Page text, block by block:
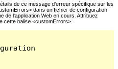
de ce message d'erreur spécifique sur les
dans un fichier de configuration
de l'application Web en cours. Attribuez
cette balise <customErrors>.